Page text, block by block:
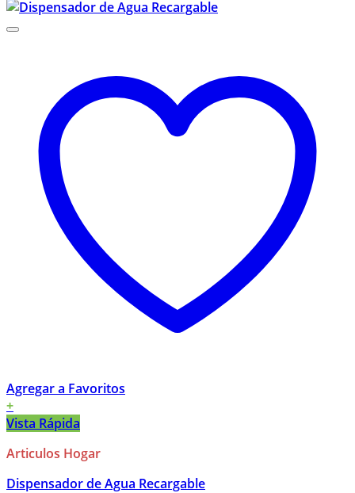
Agregar a Favoritos
+
Vista Rápida
Articulos Hogar
Dispensador de Agua Recargable